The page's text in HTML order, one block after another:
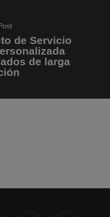
de Servicio
de larga